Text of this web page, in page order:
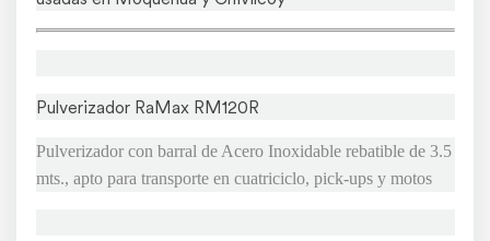
Pulverizador RaMax RM120R
Pulverizador con barral de Acero Inoxidable rebatible de 3.5
mts., apto para transporte en cuatriciclo, pick-ups y motos